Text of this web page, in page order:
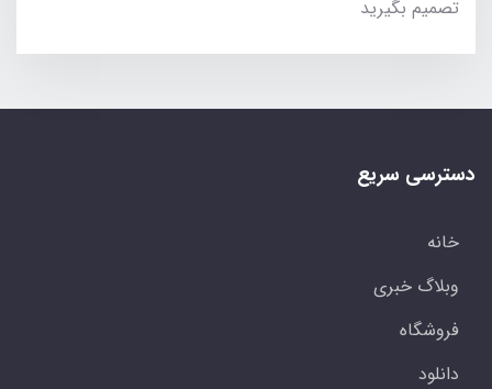
تصمیم بگیرید
دسترسی سریع
خانه
وبلاگ خبری
فروشگاه
دانلود